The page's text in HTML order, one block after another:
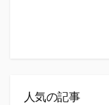
人気の記事